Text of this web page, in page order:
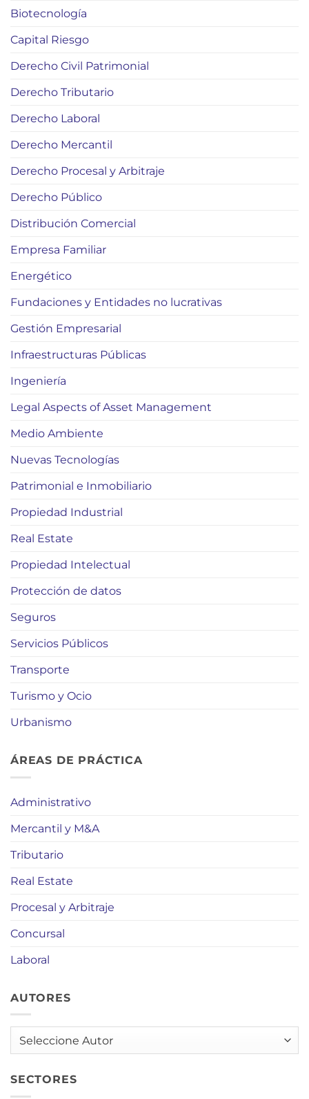
Biotecnología
Capital Riesgo
Derecho Civil Patrimonial
Derecho Tributario
Derecho Laboral
Derecho Mercantil
Derecho Procesal y Arbitraje
Derecho Público
Distribución Comercial
Empresa Familiar
Energético
Fundaciones y Entidades no lucrativas
Gestión Empresarial
Infraestructuras Públicas
Ingeniería
Legal Aspects of Asset Management
Medio Ambiente
Nuevas Tecnologías
Patrimonial e Inmobiliario
Propiedad Industrial
Real Estate
Propiedad Intelectual
Protección de datos
Seguros
Servicios Públicos
Transporte
Turismo y Ocio
Urbanismo
ÁREAS DE PRÁCTICA
Administrativo
Mercantil y M&A
Tributario
Real Estate
Procesal y Arbitraje
Concursal
Laboral
AUTORES
AUTORES
SECTORES